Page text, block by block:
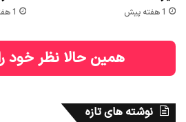
1 هفته پیش 1 هفته پیش
همین حالا نظر خود
نوشته های تازه